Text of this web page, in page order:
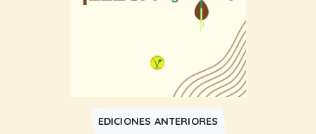
EDICIONES ANTERIORES